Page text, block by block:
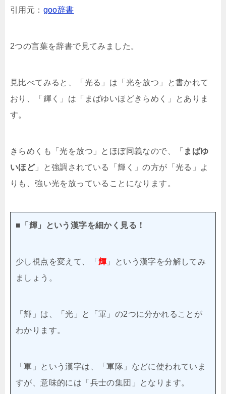
引用元： goo辞書
2つの言葉を辞書で見てみました。
見比べてみると、「光る」は「光を放つ」と書かれて
おり、「輝く」は「まばゆいほどきらめく」とありま
す。
きらめくも「光を放つ」とほぼ同義なので、「 まばゆ
いほど」と強調されている「輝く」の方が「光る」よ
りも、強い光を放っていることになります。
■「輝」という漢字を細かく見る！
少し視点を変えて、「 輝 」という漢字を分解してみ
ましょう。
「輝」は、「光」と「軍」の2つに分かれることが
わかります。
「軍」という漢字は、「軍隊」などに使われていま
すが、意味的には「兵士の集団」となります。